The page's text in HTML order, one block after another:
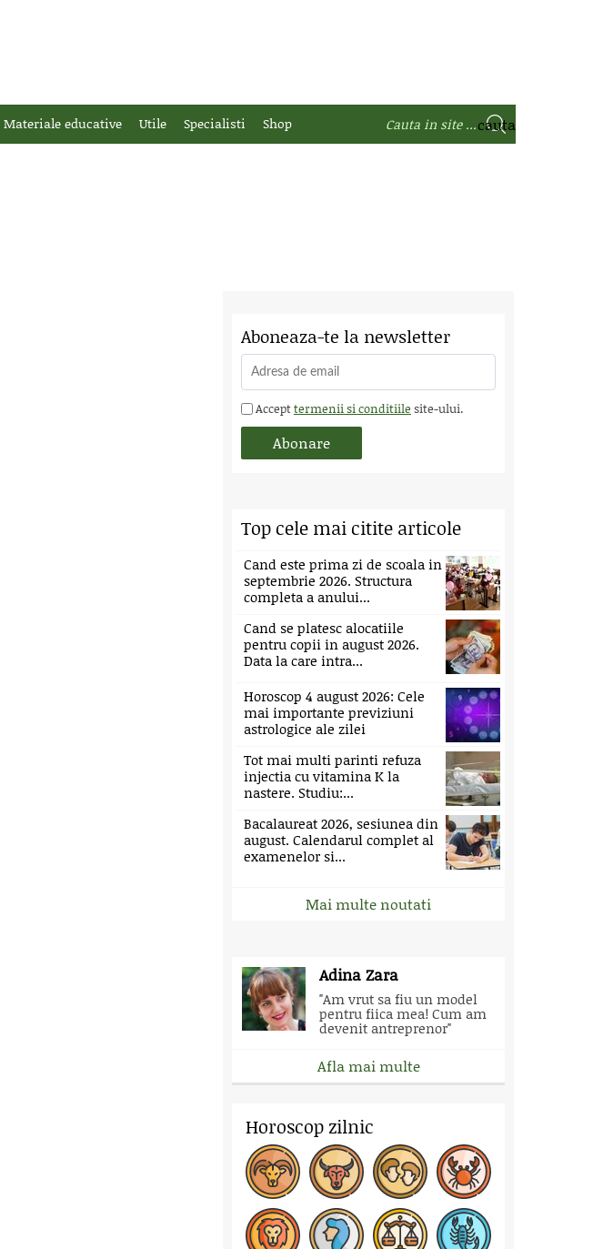
Materiale educative Utile Specialisti Shop
Aboneaza-te la newsletter
Accepttermenii si conditiile site-ului.
Top cele mai citite articole
Cand este prima zi de scoala in
septembrie 2026. Structura
completa a anului...
Cand se platesc alocatiile
pentru copii in august 2026.
Data la care intra...
Horoscop 4 august 2026: Cele
mai importante previziuni
astrologice ale zilei
Tot mai multi parinti refuza
injectia cu vitamina K la
nastere. Studiu:...
Bacalaureat 2026, sesiunea din
august. Calendarul complet al
examenelor si...
Mai multe noutati
Adina Zara
"Am vrut sa fiu un model
pentru fiica mea! Cum am
devenit antreprenor"
Afla mai multe
Horoscop zilnic